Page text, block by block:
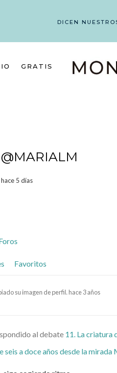
DICEN
GRATIS
@MARIALM
hace 5 días
Favoritos
su imagen de perfil.hace 3 años
al debate 11. La criatura
seis a doce años desde la mirada